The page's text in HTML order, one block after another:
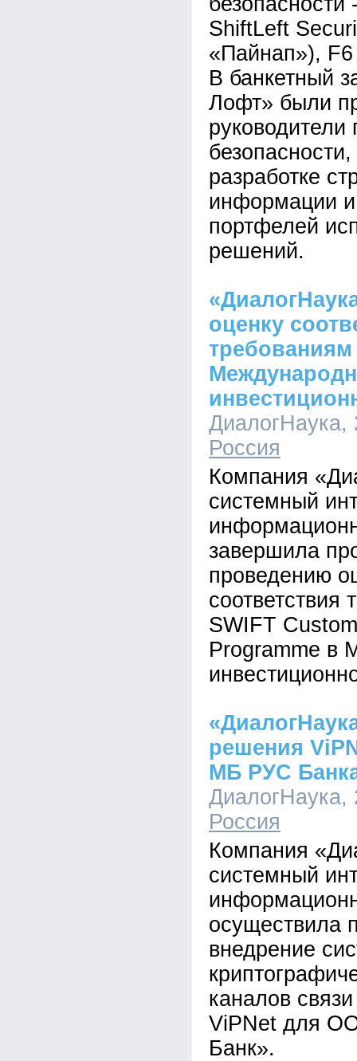
ShiftLeft
«Пайнап»),
В банкетный
Лофт» были
руководители
разработке
информации
портфелей
решений.
оценку
требованиям
ДиалогНаука,
Россия
Компания
системный
завершила
проведению
соответствия
SWIFT
Programme в
решения
МБ РУС
ДиалогНаука,
Россия
Компания
системный
осуществила
внедрение
каналов
ViPNet для
Банк».